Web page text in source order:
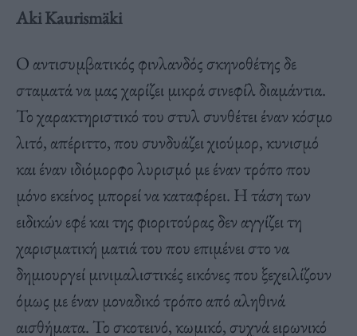
Aki Kaurismäki
Ο αντισυμβατικός φινλανδός σκηνοθέτης δε
σταματά να μας χαρίζει μικρά σινεφίλ διαμάντια.
Το χαρακτηριστικό του στυλ συνθέτει έναν κόσμο
λιτό, απέριττο, που συνδυάζει χιούμορ, κυνισμό
και έναν ιδιόμορφο λυρισμό με έναν τρόπο που
μόνο εκείνος μπορεί να καταφέρει. Η τάση των
ειδικών εφέ και της φιοριτούρας δεν αγγίζει τη
χαρισματική ματιά του που επιμένει στο να
δημιουργεί μινιμαλιστικές εικόνες που ξεχειλίζουν
όμως με έναν μοναδικό τρόπο από αληθινά
αισθήματα. Το σκοτεινό, κωμικό, συχνά ειρωνικό